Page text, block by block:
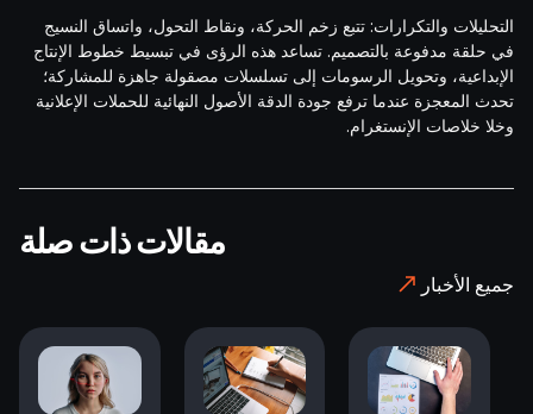
التحليلات والتكرارات: تتبع زخم الحركة، ونقاط التحول، واتساق النسيج
في حلقة مدفوعة بالتصميم. تساعد هذه الرؤى في تبسيط خطوط الإنتاج
الإبداعية، وتحويل الرسومات إلى تسلسلات مصقولة جاهزة للمشاركة؛
تحدث المعجزة عندما ترفع جودة الدقة الأصول النهائية للحملات الإعلانية
وخلا خلاصات الإنستغرام.
مقالات ذات صلة
جميع الأخبار